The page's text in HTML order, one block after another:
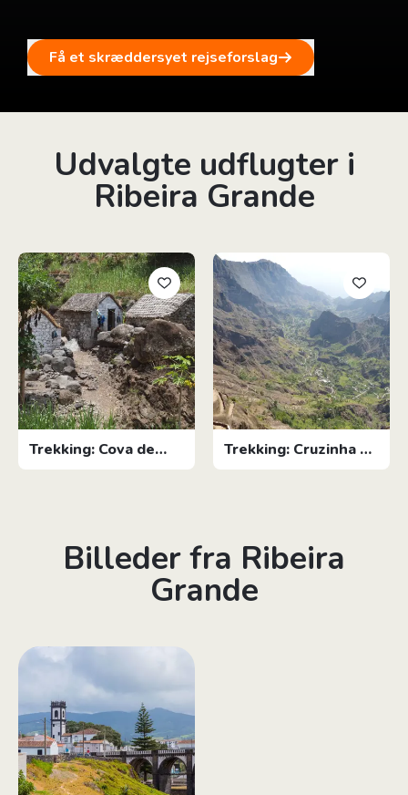
Få et skræddersyet rejseforslag
Udvalgte udflugter i
Ribeira Grande
Trekking: Cova de
Paúl til Vila das
Trekking: Cruzinha Da
Garça
Billeder fra Ribeira
Grande